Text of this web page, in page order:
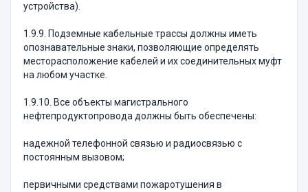
устройства).
1.9.9. Подземные кабельные трассы должны иметь
опознавательные знаки, позволяющие определять
месторасположение кабелей и их соединительных муфт
на любом участке.
1.9.10. Все объекты магистрального
нефтепродуктопровода должны быть обеспечены:
надежной телефонной связью и радиосвязью с
постоянным вызовом;
первичными средствами пожаротушения в